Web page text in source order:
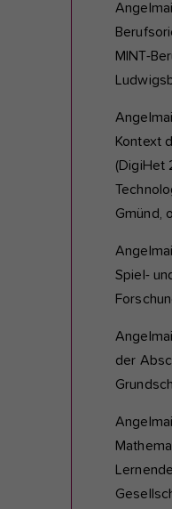
MINT-
Kontext
(DigiHet
Gmünd,
Spiel-
der